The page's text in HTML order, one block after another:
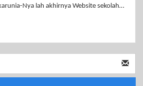
Nya lah akhirnya Website sekolah…